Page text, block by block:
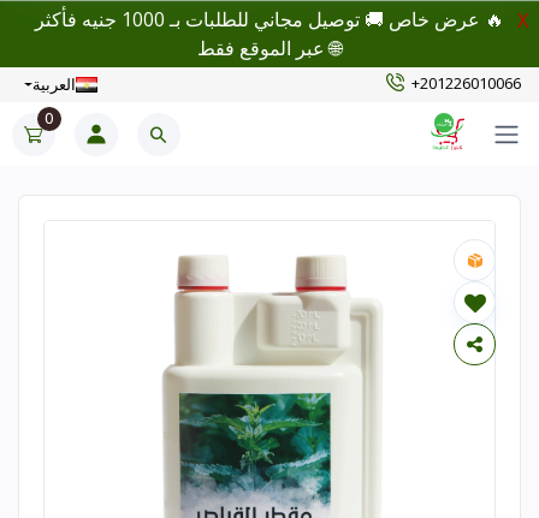
🔥 عرض خاص 🚚 توصيل مجاني للطلبات بـ 1000 جنيه فأكثر
🌐 عبر الموقع فقط
X
+201226010066 العربية
0